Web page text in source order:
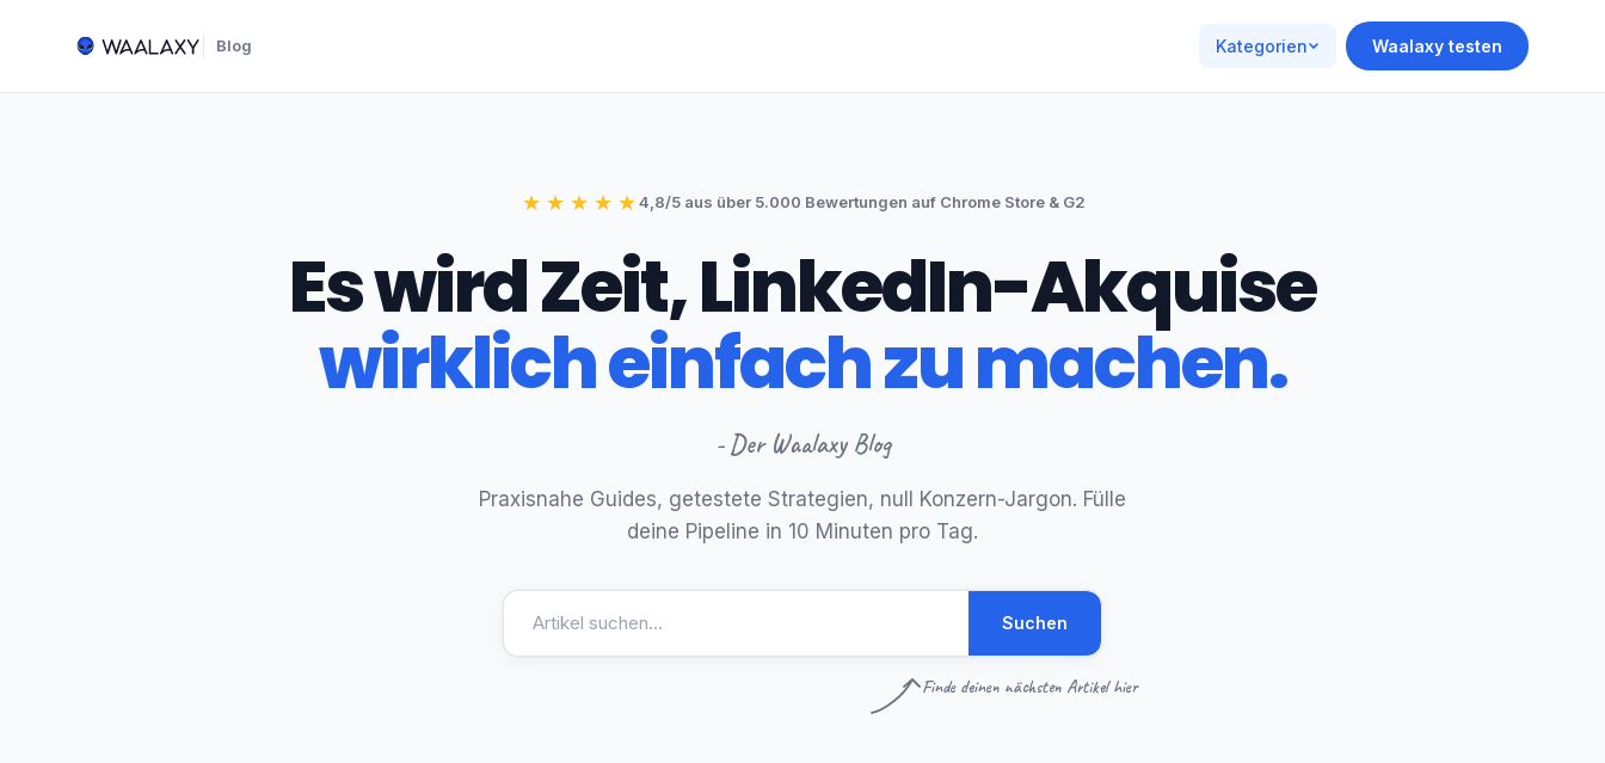
Blog Kategorien Waalaxy testen
★ ★ ★ ★ ★4,8/5 aus über 5.000 Bewertungen auf Chrome Store & G2
Es wird Zeit, LinkedIn-Akquise
wirklich einfach zu machen.
- Der Waalaxy Blog
Praxisnahe Guides, getestete Strategien, null Konzern-Jargon. Fülle
deine Pipeline in 10 Minuten pro Tag.
Suchen
Finde deinen nächsten Artikel hier